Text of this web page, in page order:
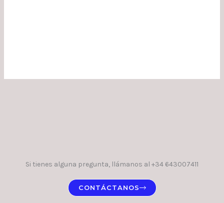
Si tienes alguna pregunta, llámanos al +34 643007411
CONTÁCTANOS